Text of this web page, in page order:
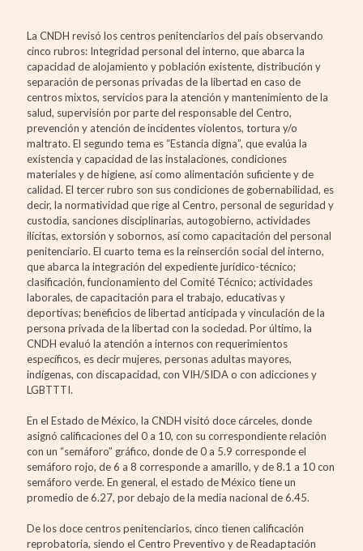
La CNDH revisó los centros penitenciarios del país observando
cinco rubros: Integridad personal del interno, que abarca la
capacidad de alojamiento y población existente, distribución y
separación de personas privadas de la libertad en caso de
centros mixtos, servicios para la atención y mantenimiento de la
salud, supervisión por parte del responsable del Centro,
prevención y atención de incidentes violentos, tortura y/o
maltrato. El segundo tema es “Estancia digna”, que evalúa la
existencia y capacidad de las instalaciones, condiciones
materiales y de higiene, así como alimentación suficiente y de
calidad. El tercer rubro son sus condiciones de gobernabilidad, es
decir, la normatividad que rige al Centro, personal de seguridad y
custodia, sanciones disciplinarias, autogobierno, actividades
ilícitas, extorsión y sobornos, así como capacitación del personal
penitenciario. El cuarto tema es la reinserción social del interno,
que abarca la integración del expediente jurídico-técnico;
clasificación, funcionamiento del Comité Técnico; actividades
laborales, de capacitación para el trabajo, educativas y
deportivas; beneficios de libertad anticipada y vinculación de la
persona privada de la libertad con la sociedad. Por último, la
CNDH evaluó la atención a internos con requerimientos
específicos, es decir mujeres, personas adultas mayores,
indígenas, con discapacidad, con VIH/SIDA o con adicciones y
LGBTTTI.
En el Estado de México, la CNDH visitó doce cárceles, donde
asignó calificaciones del 0 a 10, con su correspondiente relación
con un “semáforo” gráfico, donde de 0 a 5.9 corresponde el
semáforo rojo, de 6 a 8 corresponde a amarillo, y de 8.1 a 10 con
semáforo verde. En general, el estado de México tiene un
promedio de 6.27, por debajo de la media nacional de 6.45.
De los doce centros penitenciarios, cinco tienen calificación
reprobatoria, siendo el Centro Preventivo y de Readaptación